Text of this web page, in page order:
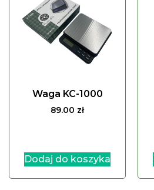
Waga KC-1000
89.00 zł
Dodaj do koszyka